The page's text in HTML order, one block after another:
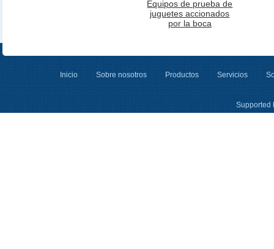
Equipos de prueba de
juguetes accionados
por la boca
Inicio Sobre nosotros Productos Servicios
Supported